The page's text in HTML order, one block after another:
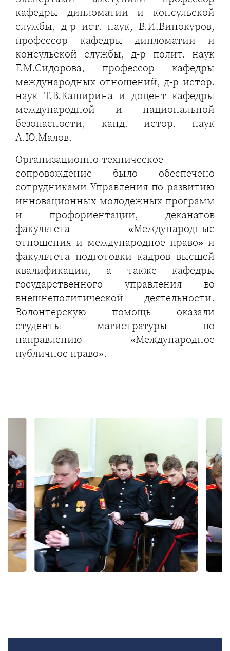
кафедры дипломатии и консульской
службы, д-р ист. наук, В.И.Винокуров,
профессор кафедры дипломатии и
консульской службы, д-р полит. наук
Г.М.Сидорова, профессор кафедры
международных отношений, д-р истор.
наук Т.В.Каширина и доцент кафедры
международной и национальной
безопасности, канд. истор. наук
А.Ю.Малов.
Организационно-техническое
сопровождение было обеспечено
сотрудниками Управления по развитию
инновационных молодежных программ
и профориентации, деканатов
факультета «Международные
отношения и международное право» и
факультета подготовки кадров высшей
квалификации, а также кафедры
государственного управления во
внешнеполитической деятельности.
Волонтерскую помощь оказали
студенты магистратуры по
направлению «Международное
публичное право».